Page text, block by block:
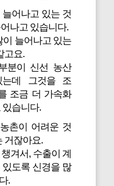
어나고 있는 것
나고 있습니다.
이 늘어나고 있는
고요.
분이 신선 농산
데 그것을 조
조금 더 가속화
있습니다.
촌이 어려운 것
거잖아요.
겨서, 수출이 계
도록 신경을 많
.